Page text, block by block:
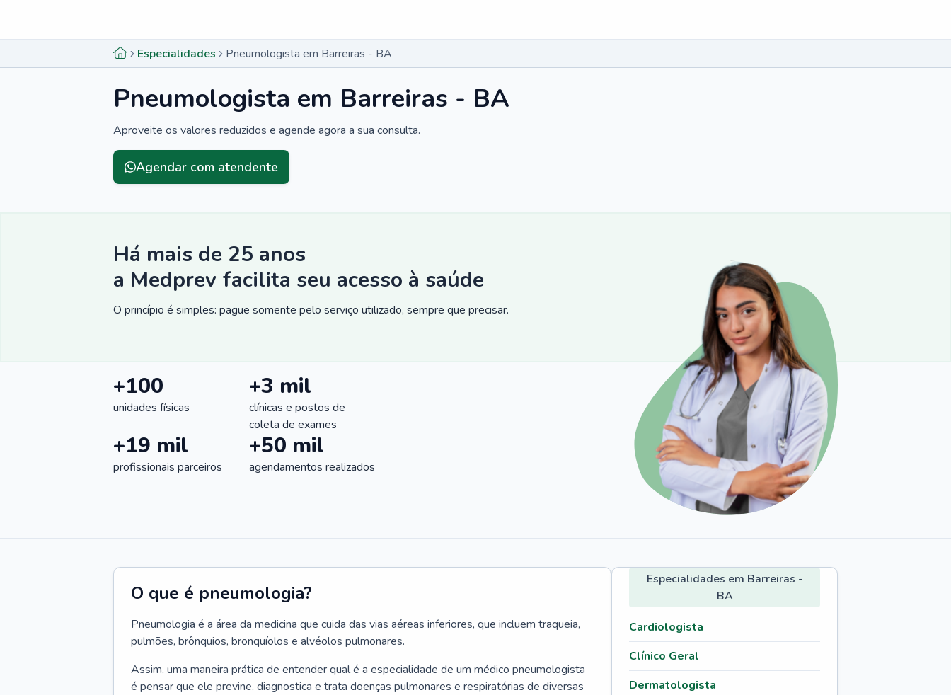
Especialidades Pneumologista em Barreiras - BA
Pneumologista em Barreiras - BA
Aproveite os valores reduzidos e agende agora a sua consulta.
Agendar com atendente
Há mais de 25 anos
a Medprev facilita seu acesso à saúde
O princípio é simples: pague somente pelo serviço utilizado, sempre que precisar.
+100
unidades físicas
+3 mil
clínicas e postos de
coleta de exames
+19 mil
profissionais parceiros
+50 mil
agendamentos realizados
O que é pneumologia?
Pneumologia é a área da medicina que cuida das vias aéreas inferiores, que incluem traqueia,
pulmões, brônquios, bronquíolos e alvéolos pulmonares.
Assim, uma maneira prática de entender qual é a especialidade de um médico pneumologista
é pensar que ele previne, diagnostica e trata doenças pulmonares e respiratórias de diversas
Especialidades em Barreiras -
BA
Cardiologista
Clínico Geral
Dermatologista